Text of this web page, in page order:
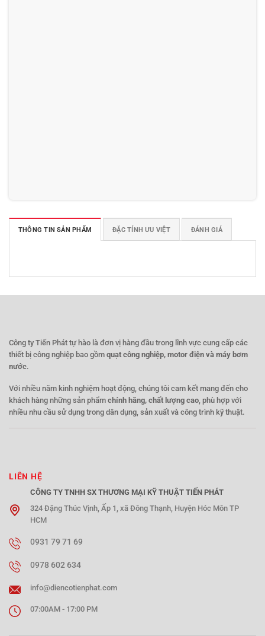
THÔNG TIN SẢN PHẨM ĐẶC TÍNH ƯU VIỆT ĐÁNH GIÁ
Công ty Tiến Phát tự hào là đơn vị hàng đầu trong lĩnh vực cung cấp các
thiết bị công nghiệp bao gồm quạt công nghiệp, motor điện và máy bơm
nước.
Với nhiều năm kinh nghiệm hoạt động, chúng tôi cam kết mang đến cho
khách hàng những sản phẩm chính hãng, chất lượng cao , phù hợp với
nhiều nhu cầu sử dụng trong dân dụng, sản xuất và công trình kỹ thuật.
LIÊN HỆ
CÔNG TY TNHH SX THƯƠNG MẠI KỸ THUẬT TIẾN PHÁT
324 Đặng Thúc Vịnh, Ấp 1, xã Đông Thạnh, Huyện Hóc Môn TP
HCM
0931 79 71 69
0978 602 634
info@diencotienphat.com
07:00AM - 17:00 PM